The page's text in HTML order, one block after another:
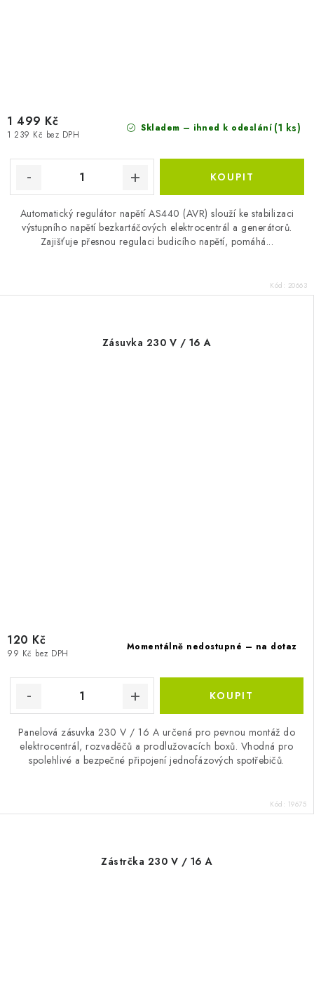
Skladem – ihned k odeslání (1 ks)
1 239 Kč bez DPH
1 499 Kč
Automatický regulátor napětí AS440 (AVR) slouží ke stabilizaci
výstupního napětí bezkartáčových elektrocentrál a generátorů.
Zajišťuje přesnou regulaci budicího napětí, pomáhá...
Kód: 20663
Zásuvka 230 V / 16 A
Momentálně nedostupné – na dotaz
99 Kč bez DPH
120 Kč
Panelová zásuvka 230 V / 16 A určená pro pevnou montáž do
elektrocentrál, rozvaděčů a prodlužovacích boxů. Vhodná pro
spolehlivé a bezpečné připojení jednofázových spotřebičů.
Kód: 19675
Zástrčka 230 V / 16 A